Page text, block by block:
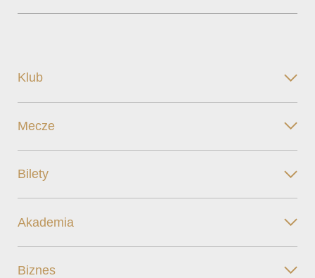
Klub
Mecze
Bilety
Akademia
Biznes